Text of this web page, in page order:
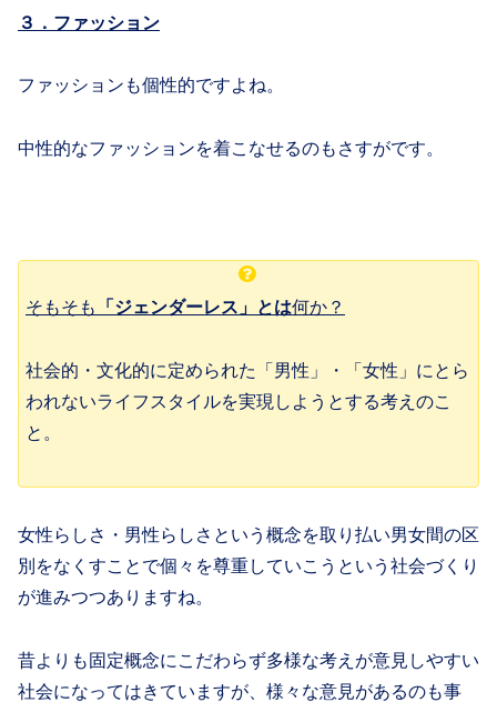
３．ファッション
ファッションも個性的ですよね。
中性的なファッションを着こなせるのもさすがです。
そもそも 「ジェンダーレス」とは何か？
社会的・文化的に定められた「男性」・「女性」にとら
われないライフスタイルを実現しようとする考えのこ
と。
女性らしさ・男性らしさという概念を取り払い男女間の区
別をなくすことで個々を尊重していこうという社会づくり
が進みつつありますね。
昔よりも固定概念にこだわらず多様な考えが意見しやすい
社会になってはきていますが、様々な意見があるのも事